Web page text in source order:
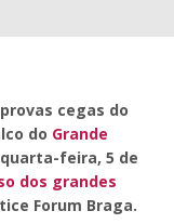
cegas do
do Grande
feira, 5 de
dos grandes
Forum Braga.